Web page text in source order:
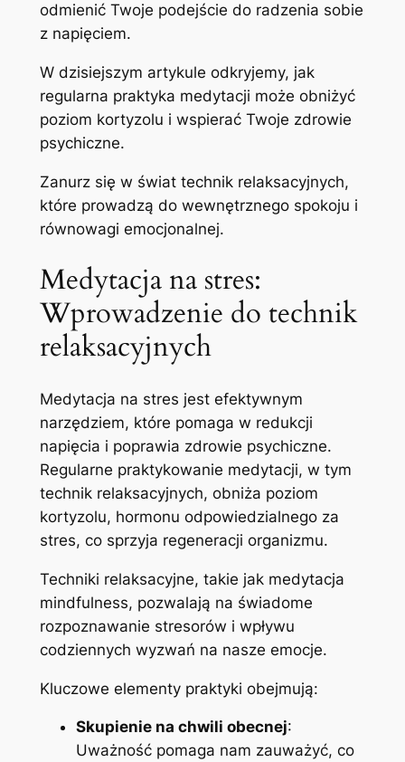
odmienić Twoje podejście do radzenia sobie
z napięciem.
W dzisiejszym artykule odkryjemy, jak
regularna praktyka medytacji może obniżyć
poziom kortyzolu i wspierać Twoje zdrowie
psychiczne.
Zanurz się w świat technik relaksacyjnych,
które prowadzą do wewnętrznego spokoju i
równowagi emocjonalnej.
Medytacja na stres:
Wprowadzenie do technik
relaksacyjnych
Medytacja na stres jest efektywnym
narzędziem, które pomaga w redukcji
napięcia i poprawia zdrowie psychiczne.
Regularne praktykowanie medytacji, w tym
technik relaksacyjnych, obniża poziom
kortyzolu, hormonu odpowiedzialnego za
stres, co sprzyja regeneracji organizmu.
Techniki relaksacyjne, takie jak medytacja
mindfulness, pozwalają na świadome
rozpoznawanie stresorów i wpływu
codziennych wyzwań na nasze emocje.
Kluczowe elementy praktyki obejmują:
Skupienie na chwili obecnej:
Uważność pomaga nam zauważyć, co